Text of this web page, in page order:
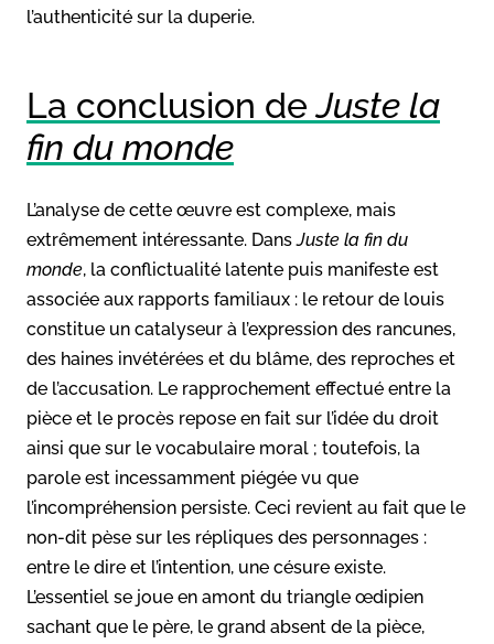
l’authenticité sur la duperie.
La conclusion deJuste la
fin du monde
L’analyse de cette œuvre est complexe, mais
extrêmement intéressante. DansJuste la fin du
monde, la conflictualité latente puis manifeste est
associée aux rapports familiaux : le retour de louis
constitue un catalyseur à l’expression des rancunes,
des haines invétérées et du blâme, des reproches et
de l’accusation. Le rapprochement effectué entre la
pièce et le procès repose en fait sur l’idée du droit
ainsi que sur le vocabulaire moral ; toutefois, la
parole est incessamment piégée vu que
l’incompréhension persiste. Ceci revient au fait que le
non-dit pèse sur les répliques des personnages :
entre le dire et l’intention, une césure existe.
L’essentiel se joue en amont du triangle œdipien
sachant que le père, le grand absent de la pièce,